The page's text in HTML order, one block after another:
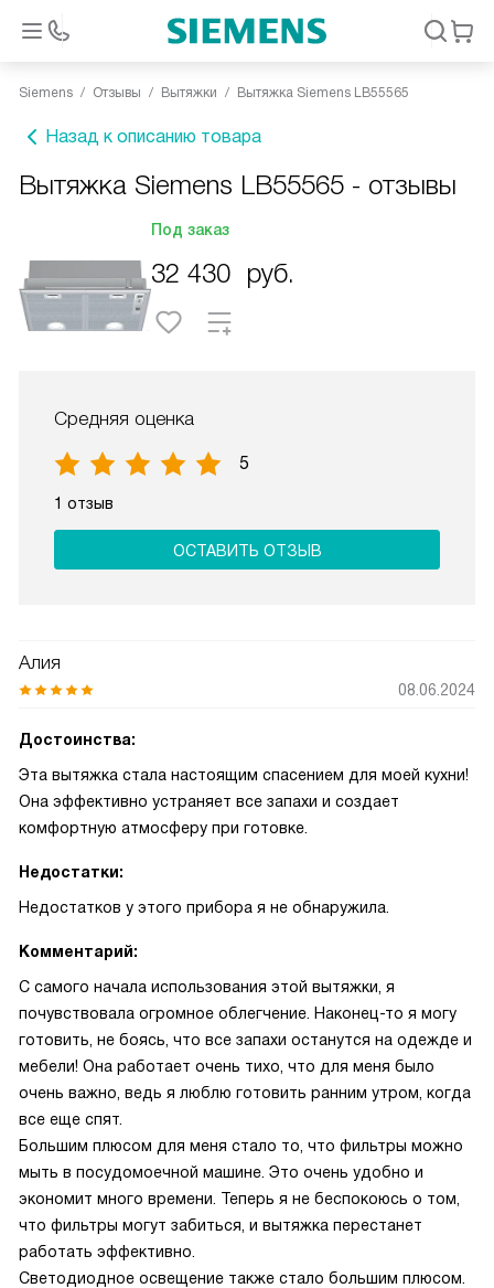
Siemens Отзывы Вытяжки Вытяжка Siemens LB55565
Назад к описанию товара
Вытяжка Siemens LB55565 - отзывы
Под заказ
32 430 руб.
Средняя оценка
5
1 отзыв
ОСТАВИТЬ ОТЗЫВ
Алия
08.06.2024
Достоинства:
Эта вытяжка стала настоящим спасением для моей кухни!
Она эффективно устраняет все запахи и создает
комфортную атмосферу при готовке.
Недостатки:
Недостатков у этого прибора я не обнаружила.
Комментарий:
С самого начала использования этой вытяжки, я
почувствовала огромное облегчение. Наконец-то я могу
готовить, не боясь, что все запахи останутся на одежде и
мебели! Она работает очень тихо, что для меня было
очень важно, ведь я люблю готовить ранним утром, когда
все еще спят.
Большим плюсом для меня стало то, что фильтры можно
мыть в посудомоечной машине. Это очень удобно и
экономит много времени. Теперь я не беспокоюсь о том,
что фильтры могут забиться, и вытяжка перестанет
работать эффективно.
Светодиодное освещение также стало большим плюсом.